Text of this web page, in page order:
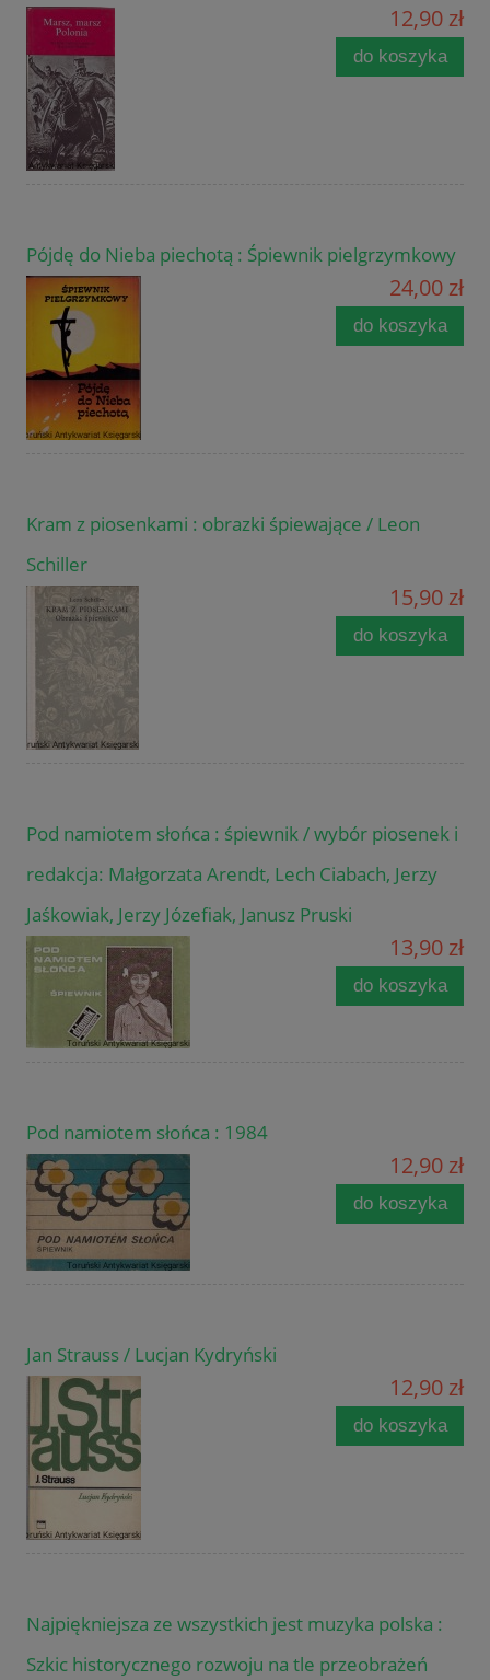
12,90 zł
do koszyka
Pójdę do Nieba piechotą : Śpiewnik pielgrzymkowy
24,00 zł
do koszyka
Kram z piosenkami : obrazki śpiewające / Leon
Schiller
15,90 zł
do koszyka
Pod namiotem słońca : śpiewnik / wybór piosenek i
redakcja: Małgorzata Arendt, Lech Ciabach, Jerzy
Jaśkowiak, Jerzy Józefiak, Janusz Pruski
13,90 zł
do koszyka
Pod namiotem słońca : 1984
12,90 zł
do koszyka
Jan Strauss / Lucjan Kydryński
12,90 zł
do koszyka
Najpiękniejsza ze wszystkich jest muzyka polska :
Szkic historycznego rozwoju na tle przeobrażeń